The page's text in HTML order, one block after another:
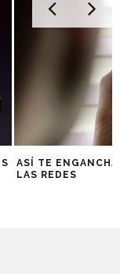
ASÍ TE
LAS REDES